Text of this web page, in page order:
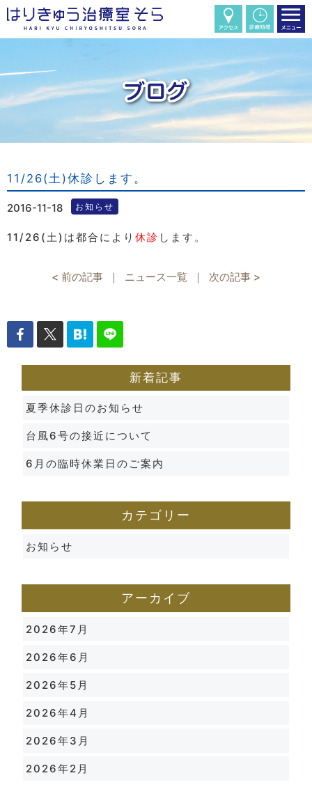
11/26(土)休診します。
2016-11-18 お知らせ
11/26(土)は都合により 休診 します。
< 前の記事 ｜ ニュース一覧 ｜ 次の記事 >
新着記事
夏季休診日のお知らせ
台風6号の接近について
6月の臨時休業日のご案内
カテゴリー
お知らせ
アーカイブ
2026年7月
2026年6月
2026年5月
2026年4月
2026年3月
2026年2月